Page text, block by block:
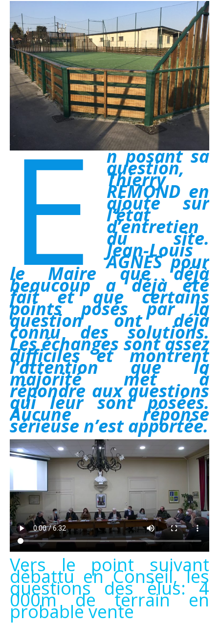
E n posant sa
question,
Thierry
REMOND en
ajoute sur
l’état
d’entretien
du site.
Jean-Louis
AGNES pour
le Maire que déjà
beaucoup a déjà été
fait et que certains
points posés par la
question ont déjà
connu des solutions.
Les échanges sont assez
difficiles et montrent
l’attention que la
majorité met à
répondre aux questions
qui leur sont posées.
Aucune réponse
sérieuse n’est apportée.
Vers le point suivant
débattu en Conseil, les
questions des élus: 4
000m de terrain en
probable vente